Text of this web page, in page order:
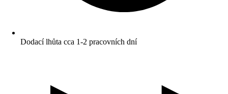
Dodací lhůta cca 1-2 pracovních dní